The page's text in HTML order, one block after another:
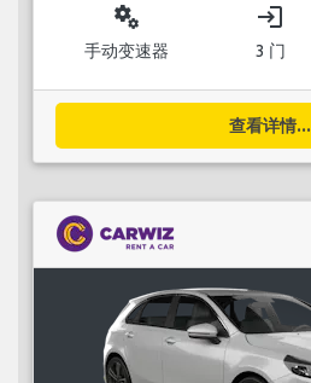
miscellaneous_services
手动变速器
login
3 门
查看详情...